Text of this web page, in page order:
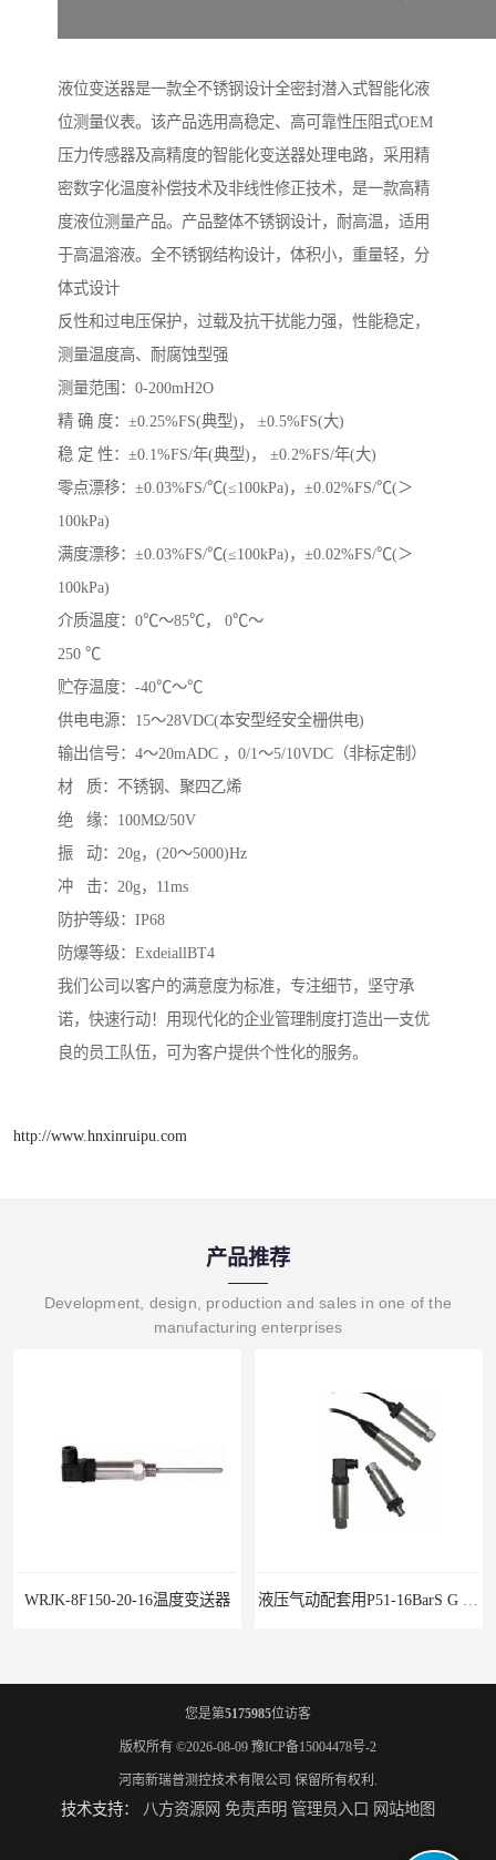
液位变送器是一款全不锈钢设计全密封潜入式智能化液
位测量仪表。该产品选用高稳定、高可靠性压阻式OEM
压力传感器及高精度的智能化变送器处理电路，采用精
密数字化温度补偿技术及非线性修正技术，是一款高精
度液位测量产品。产品整体不锈钢设计，耐高温，适用
于高温溶液。全不锈钢结构设计，体积小，重量轻，分
体式设计
反性和过电压保护，过载及抗干扰能力强，性能稳定，
测量温度高、耐腐蚀型强
测量范围：0-200mH2O
精 确 度：±0.25%FS(典型)， ±0.5%FS(大)
稳 定 性：±0.1%FS/年(典型)， ±0.2%FS/年(大)
零点漂移：±0.03%FS/℃(≤100kPa)，±0.02%FS/℃(＞
100kPa)
满度漂移：±0.03%FS/℃(≤100kPa)，±0.02%FS/℃(＞
100kPa)
介质温度：0℃～85℃， 0℃～
250 ℃
贮存温度：-40℃～℃
供电电源：15～28VDC(本安型经安全栅供电)
输出信号：4～20mADC ，0/1～5/10VDC（非标定制）
材 质：不锈钢、聚四乙烯
绝 缘：100MΩ/50V
振 动：20g，(20～5000)Hz
冲 击：20g，11ms
防护等级：IP68
防爆等级：ExdeiallBT4
我们公司以客户的满意度为标准，专注细节，坚守承
诺，快速行动！用现代化的企业管理制度打造出一支优
良的员工队伍，可为客户提供个性化的服务。
http://www.hnxinruipu.com
产品推荐
Development, design, production and sales in one of the
manufacturing enterprises
液压气动配套用P51-16BarS G -A-MD-20MA 压力变送器
您是第5175985位访客
版权所有 ©2026-08-09 豫ICP备15004478号-2
河南新瑞普测控技术有限公司 保留所有权利.
技术支持： 八方资源网 免责声明 管理员入口 网站地图